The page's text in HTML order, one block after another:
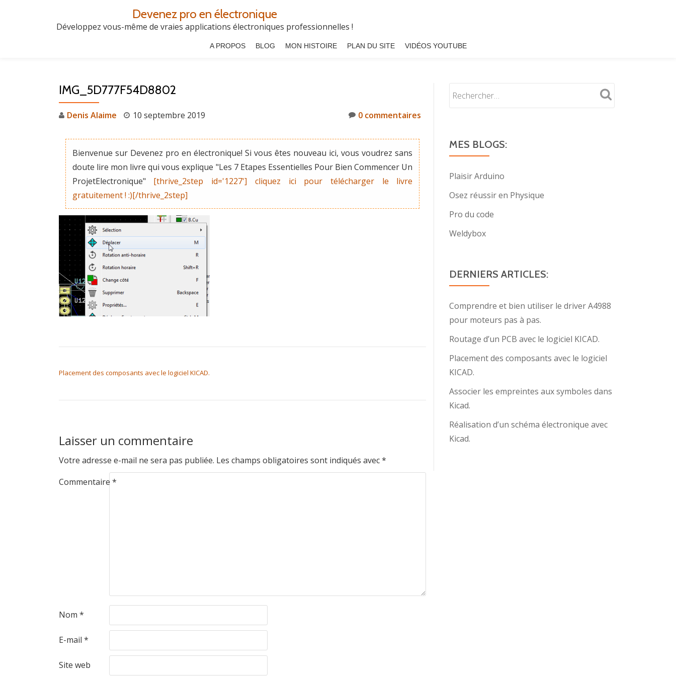
Devenez pro en électronique
Développez vous-même de vraies applications électroniques professionnelles !
A PROPOS BLOG MON HISTOIRE PLAN DU SITE VIDÉOS YOUTUBE
IMG_5D777F54D8802
Denis Alaime 10 septembre 2019 0 commentaires
Bienvenue sur Devenez pro en électronique! Si vous êtes nouveau ici, vous voudrez sans
doute lire mon livre qui vous explique "Les 7 Etapes Essentielles Pour Bien Commencer Un
ProjetElectronique" [thrive_2step id='1227'] cliquez ici pour télécharger le livre
gratuitement ! :)[/thrive_2step]
Placement des composants avec le logiciel KICAD.
Laisser un commentaire
Votre adresse e-mail ne sera pas publiée. Les champs obligatoires sont indiqués avec*
Commentaire *
Nom *
E-mail *
Site web
MES BLOGS:
Plaisir Arduino
Osez réussir en Physique
Pro du code
Weldybox
DERNIERS ARTICLES:
Comprendre et bien utiliser le driver A4988
pour moteurs pas à pas.
Routage d’un PCB avec le logiciel KICAD.
Placement des composants avec le logiciel
KICAD.
Associer les empreintes aux symboles dans
Kicad.
Réalisation d’un schéma électronique avec
Kicad.